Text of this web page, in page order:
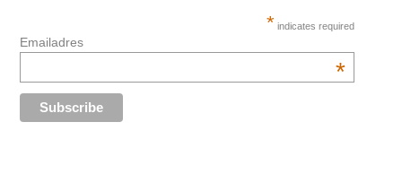
* indicates required
Emailadres
*